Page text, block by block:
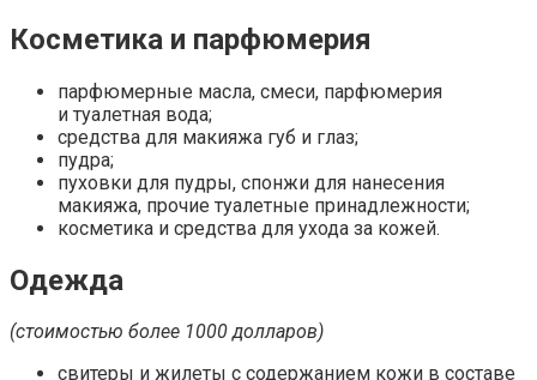
Косметика и парфюмерия
парфюмерные масла, смеси, парфюмерия
и туалетная вода;
средства для макияжа губ и глаз;
пудра;
пуховки для пудры, спонжи для нанесения
макияжа, прочие туалетные принадлежности;
косметика и средства для ухода за кожей.
Одежда
(стоимостью более 1000 долларов)
свитеры и жилеты с содержанием кожи в составе